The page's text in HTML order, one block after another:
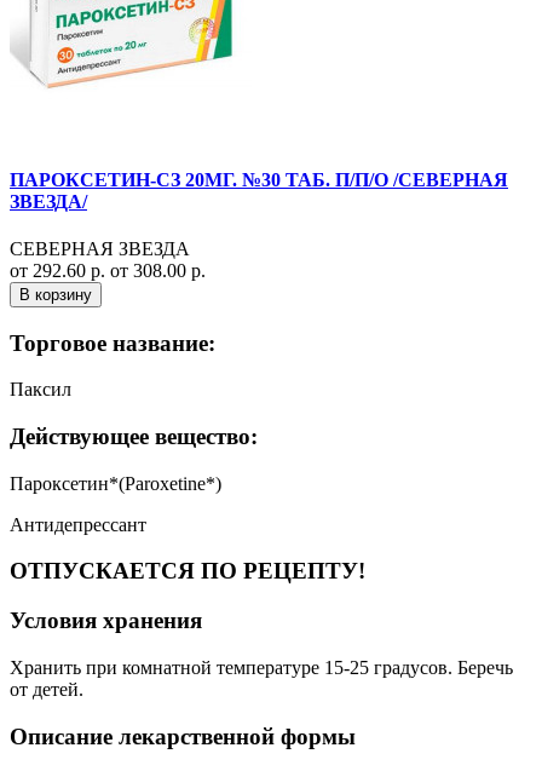
ПАРОКСЕТИН-СЗ 20МГ. №30 ТАБ. П/П/О /СЕВЕРНАЯ
ЗВЕЗДА/
СЕВЕРНАЯ ЗВЕЗДА
от 292.60 р. от 308.00 р.
В корзину
Торговое название:
Паксил
Действующее вещество:
Пароксетин*(Paroxetine*)
Антидепрессант
ОТПУСКАЕТСЯ ПО РЕЦЕПТУ!
Условия хранения
Хранить при комнатной температуре 15-25 градусов. Беречь
от детей.
Описание лекарственной формы